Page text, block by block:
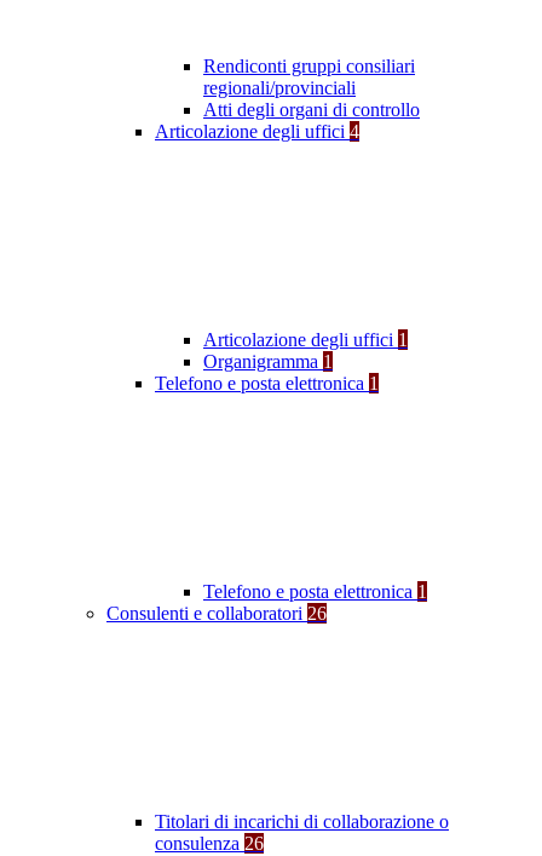
Rendiconti gruppi consiliari
regionali/provinciali
Atti degli organi di controllo
Articolazione degli uffici 4
Articolazione degli uffici 1
Organigramma 1
Telefono e posta elettronica 1
Telefono e posta elettronica 1
Consulenti e collaboratori 26
Titolari di incarichi di collaborazione o
consulenza 26